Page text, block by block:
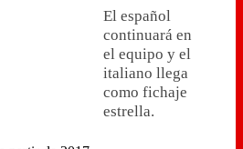
El español
continuará en
el equipo y el
italiano llega
como fichaje
estrella.